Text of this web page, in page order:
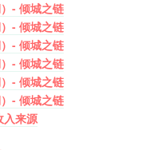
- 倾城之链
- 倾城之链
- 倾城之链
- 倾城之链
- 倾城之链
- 倾城之链
入来源